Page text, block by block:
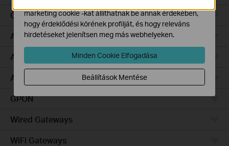
Campus
Access Pro
Access Plus
Access Max
GPON
Wired Gateways
WiFi Gateways
marketing cookie -kat állíthatnak be annak érdekében,
hogy érdeklődési körének profilját, és hogy releváns
hirdetéseket jelenítsen meg más webhelyeken.
Minden Cookie Elfogadása
Beállítások Mentése